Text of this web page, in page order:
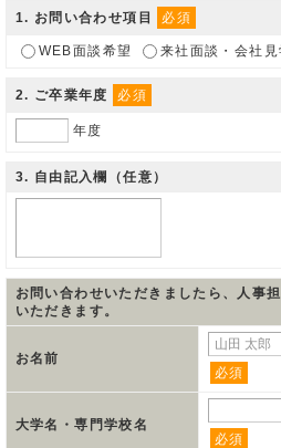
1. お問い合わせ項目 必須
WEB面談希望 来社面談・会社見
2. ご卒業年度 必須
年度
3. 自由記入欄（任意）
お問い合わせいただきましたら、人事
いただきます。
お名前
必須
大学名・専門学校名
必須